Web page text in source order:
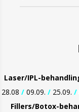
Laser/IPL-
28.08 / 09.09. / 25.09. /
Fillers/Botox-